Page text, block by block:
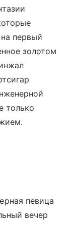
первый
золотом
только
певица
вечер